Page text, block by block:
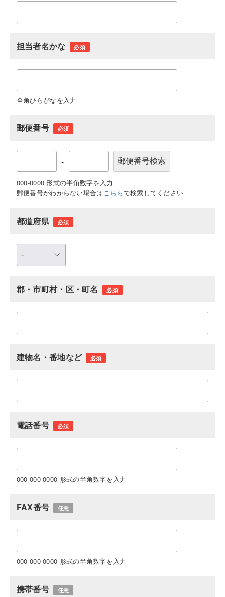
担当者名かな 必須
全角ひらがなを入力
郵便番号 必須
-
000-0000 形式の半角数字を入力
郵便番号がわからない場合はこちらで検索してください
都道府県 必須
郡・市町村・区・町名 必須
建物名・番地など 必須
電話番号 必須
000-000-0000 形式の半角数字を入力
FAX番号 任意
000-000-0000 形式の半角数字を入力
携帯番号 任意